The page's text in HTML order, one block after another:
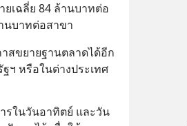
เฉลี่ย 84 ล้านบาทต่อ
นบาทต่อสาขา
สขยายฐานตลาดได้อีก
ฯ หรือในต่างประเทศ
รในวันอาทิตย์ และวัน